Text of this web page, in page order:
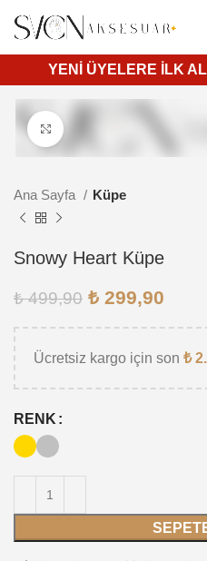
YENİ ÜYELERE İLK
Ana Sayfa Küpe
Snowy Heart Küpe
₺499,90 ₺ 299,90
Ücretsiz kargo için son ₺
RENK
Siparişleriniz 4 iş günü içerisinde kargoya teslim